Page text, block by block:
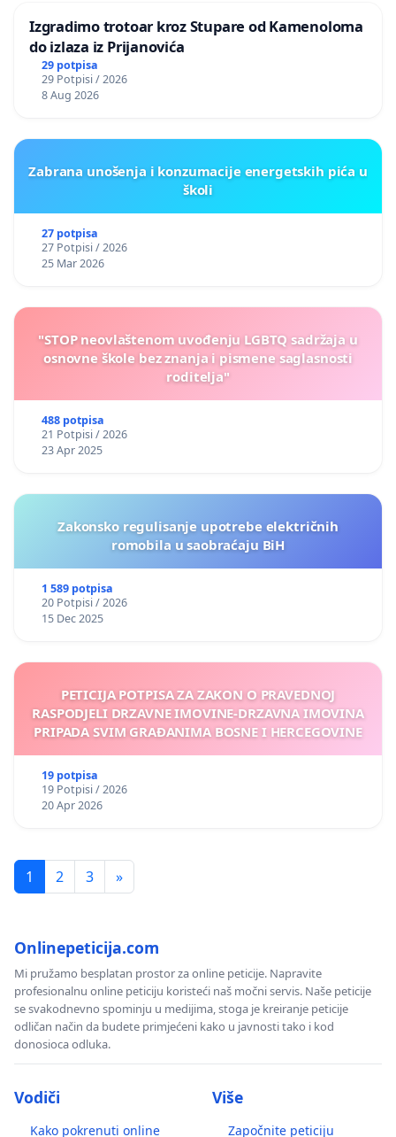
Izgradimo trotoar kroz Stupare od Kamenoloma
do izlaza iz Prijanovića
29 potpisa
29 Potpisi / 2026
8 Aug 2026
Zabrana unošenja i konzumacije energetskih pića u
školi
27 potpisa
27 Potpisi / 2026
25 Mar 2026
"STOP neovlaštenom uvođenju LGBTQ sadržaja u
osnovne škole bez znanja i pismene saglasnosti
roditelja"
488 potpisa
21 Potpisi / 2026
23 Apr 2025
Zakonsko regulisanje upotrebe električnih
romobila u saobraćaju BiH
1 589 potpisa
20 Potpisi / 2026
15 Dec 2025
PETICIJA POTPISA ZA ZAKON O PRAVEDNOJ
RASPODJELI DRZAVNE IMOVINE-DRZAVNA IMOVINA
PRIPADA SVIM GRAĐANIMA BOSNE I HERCEGOVINE
19 potpisa
19 Potpisi / 2026
20 Apr 2026
1 2 3 »
Onlinepeticija.com
Mi pružamo besplatan prostor za online peticije. Napravite
profesionalnu online peticiju koristeći naš močni servis. Naše peticije
se svakodnevno spominju u medijima, stoga je kreiranje peticije
odličan način da budete primjećeni kako u javnosti tako i kod
donosioca odluka.
Vodiči
Kako pokrenuti online
Više
Započnite peticiju